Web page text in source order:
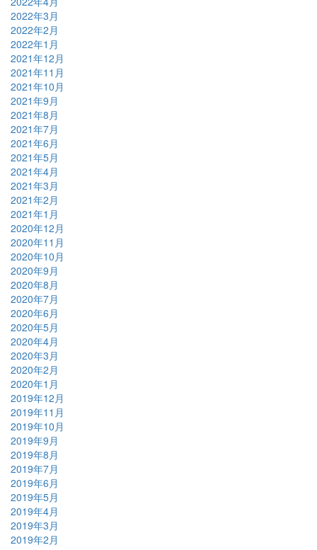
2022年3月
2022年2月
2022年1月
2021年12月
2021年11月
2021年10月
2021年9月
2021年8月
2021年7月
2021年6月
2021年5月
2021年4月
2021年3月
2021年2月
2021年1月
2020年12月
2020年11月
2020年10月
2020年9月
2020年8月
2020年7月
2020年6月
2020年5月
2020年4月
2020年3月
2020年2月
2020年1月
2019年12月
2019年11月
2019年10月
2019年9月
2019年8月
2019年7月
2019年6月
2019年5月
2019年4月
2019年3月
2019年2月